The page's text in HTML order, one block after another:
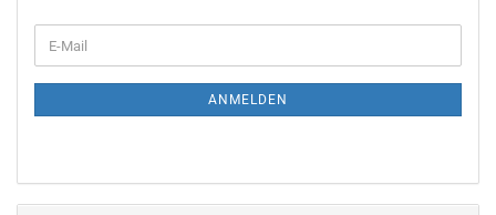
ZUR
E-
Mail
ANMELDEN